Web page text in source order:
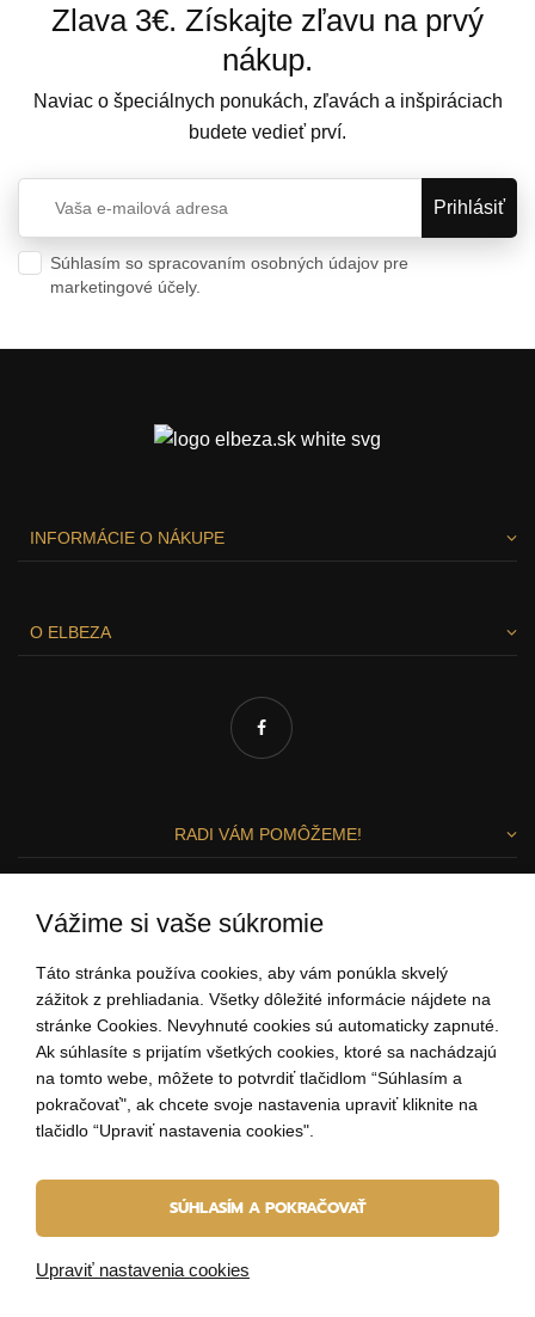
Zlava 3€. Získajte zľavu na prvý
nákup.
Naviac o špeciálnych ponukách, zľavách a inšpiráciach
budete vedieť prví.
Súhlasím so spracovaním osobných údajov pre
marketingové účely.
INFORMÁCIE O NÁKUPE
O ELBEZA
RADI VÁM POMÔŽEME!
Zuzka a Lenka
0907 37 67 97
(Po - Pi: 9:00-15:00)
ahoj@elbeza.sk
Internetový obchododBlueweb s.r.o.
Vážime si vaše súkromie
Táto stránka používa cookies, aby vám ponúkla skvelý
zážitok z prehliadania. Všetky dôležité informácie nájdete na
stránke Cookies. Nevyhnuté cookies sú automaticky zapnuté.
Ak súhlasíte s prijatím všetkých cookies, ktoré sa nachádzajú
na tomto webe, môžete to potvrdiť tlačidlom “Súhlasím a
pokračovať", ak chcete svoje nastavenia upraviť kliknite na
tlačidlo “Upraviť nastavenia cookies".
SÚHLASÍM A POKRAČOVAŤ
Upraviť nastavenia cookies